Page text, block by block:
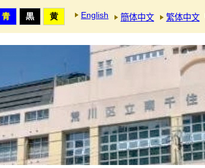
English 簡体中文 繁体中文